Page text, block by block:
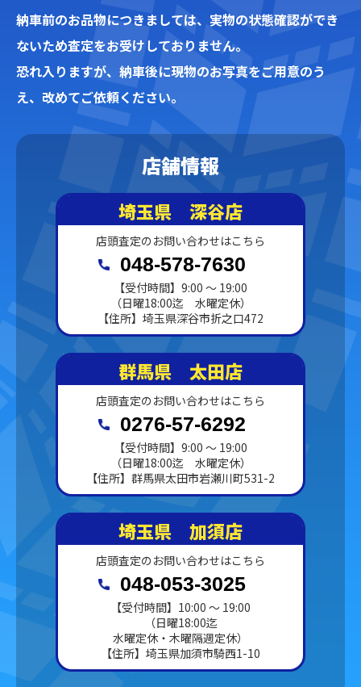
納車前のお品物につきましては、実物の状態確認ができ
ないため査定をお受けしておりません。
恐れ入りますが、納車後に現物のお写真をご用意のう
え、改めてご依頼ください。
店舗情報
埼玉県 深谷店
店頭査定のお問い合わせはこちら
048-578-7630
【受付時間】9:00 ～ 19:00
（日曜18:00迄 水曜定休）
【住所】埼玉県深谷市折之口472
群馬県 太田店
店頭査定のお問い合わせはこちら
0276-57-6292
【受付時間】9:00 ～ 19:00
（日曜18:00迄 水曜定休）
【住所】群馬県太田市岩瀬川町531-2
埼玉県 加須店
店頭査定のお問い合わせはこちら
048-053-3025
【受付時間】10:00 ～ 19:00
（日曜18:00迄
水曜定休・木曜隔週定休）
【住所】埼玉県加須市騎西1-10